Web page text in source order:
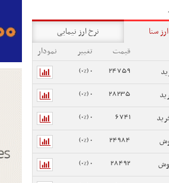
سنا
نرخ ارز نیمایی
قیمت تغییر
نمودار
24759
0 (0%)
28235
0 (0%)
6741
0 (0%)
24984
0 (0%)
28492
0 (0%)